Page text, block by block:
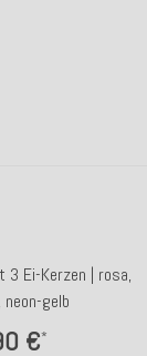
3 Ei-Kerzen | rosa,
neon-gelb
€*